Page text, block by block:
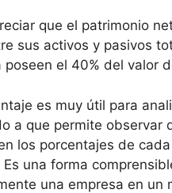
que el patrimonio
sus activos y pasivos
el 40% del valor
es muy útil para
a que permite observar
los porcentajes de
una forma
una empresa en un